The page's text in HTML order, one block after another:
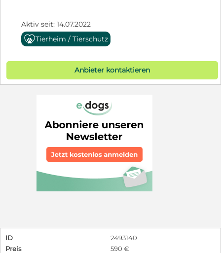
Aktiv seit: 14.07.2022
Tierheim / Tierschutz
Anbieter kontaktieren
ID
2493140
Preis
590 €